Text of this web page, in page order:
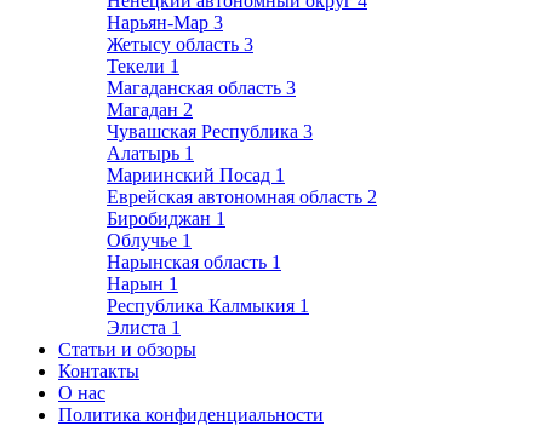
Нарьян-Мар 3
Жетысу область 3
Текели 1
Магаданская область 3
Магадан 2
Чувашская Республика 3
Алатырь 1
Мариинский Посад 1
Еврейская автономная область 2
Биробиджан 1
Облучье 1
Нарынская область 1
Нарын 1
Республика Калмыкия 1
Элиста 1
Статьи и обзоры
Контакты
О нас
Политика конфиденциальности